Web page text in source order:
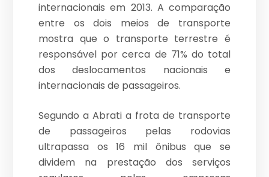
internacionais em 2013. A comparação
entre os dois meios de transporte
mostra que o transporte terrestre é
responsável por cerca de 71% do total
dos deslocamentos nacionais e
internacionais de passageiros.
Segundo a Abrati a frota de transporte
de passageiros pelas rodovias
ultrapassa os 16 mil ônibus que se
dividem na prestação dos serviços